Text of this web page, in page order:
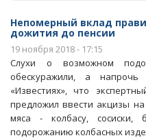
Непомерный вклад
дожития до пенсии
19 ноября 2018 - 17:15
Слухи о возможном
обескуражили, а
«Известиях», что
предложил ввести акцизы
мяса - колбасу,
подорожанию колбасных